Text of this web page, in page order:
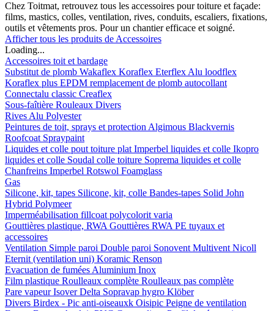
Chez Toitmat, retrouvez tous les accessoires pour toiture et façade:
films, mastics, colles, ventilation, rives, conduits, escaliers, fixations,
outils et vêtements pros. Pour un chantier efficace et soigné.
Afficher tous les produits de Accessoires
Loading...
Accessoires toit et bardage
Substitut de plomb Wakaflex Koraflex Eterflex Alu loodflex
Koraflex plus EPDM remplacement de plomb autocollant
Connectalu classic Creaflex
Sous-faîtière Rouleaux Divers
Rives Alu Polyester
Peintures de toit, sprays et protection Algimous Blackvernis
Roofcoat Spraypaint
Liquides et colle pout toiture plat Imperbel liquides et colle Ikopro
liquides et colle Soudal colle toiture Soprema liquides et colle
Chanfreins Imperbel Rotswol Foamglass
Gas
Silicone, kit, tapes Silicone, kit, colle Bandes-tapes Solid John
Hybrid Polymeer
Imperméabilisation fillcoat polycolorit varia
Gouttières plastique, RWA Gouttières RWA PE tuyaux et
accessoires
Ventilation Simple paroi Double paroi Sonovent Multivent Nicoll
Eternit (ventilation uni) Koramic Renson
Evacuation de fumées Aluminium Inox
Film plastique Roulleaux complète Roulleaux pas complète
Pare vapeurIsoverDelta Sopravap hygro Klöber
Divers Birdex - Pic anti-oiseauxk Oisipic Peigne de ventilation